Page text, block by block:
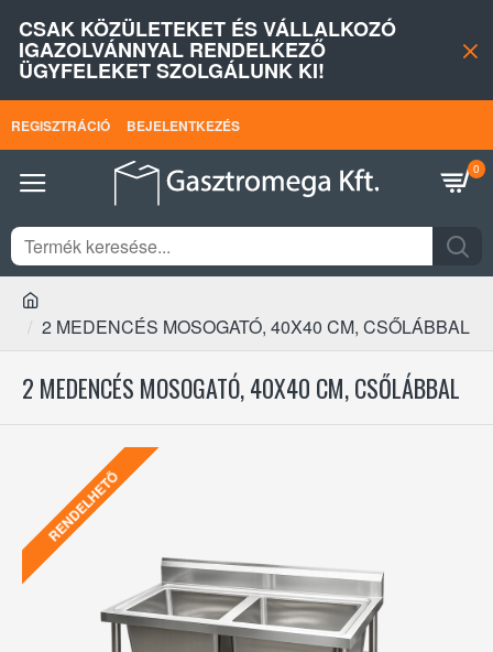
CSAK KÖZÜLETEKET ÉS VÁLLALKOZÓ
IGAZOLVÁNNYAL RENDELKEZŐ
ÜGYFELEKET SZOLGÁLUNK KI!
REGISZTRÁCIÓ BEJELENTKEZÉS
0
2 MEDENCÉS MOSOGATÓ, 40X40 CM, CSŐLÁBBAL
2 MEDENCÉS MOSOGATÓ, 40X40 CM, CSŐLÁBBAL
RENDELHETŐ